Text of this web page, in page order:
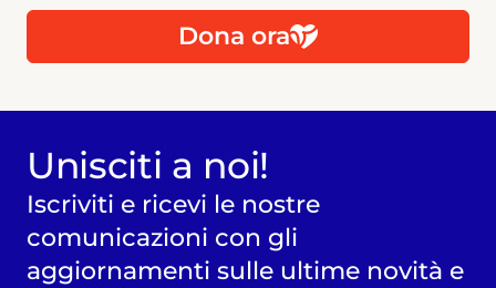
Dona ora
Unisciti a noi!
Iscriviti e ricevi le nostre
comunicazioni con gli
aggiornamenti sulle ultime novità e